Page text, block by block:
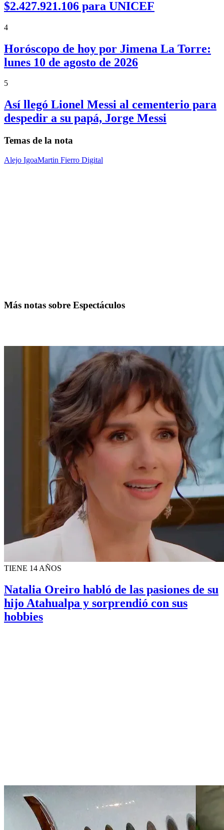
$2.427.921.106 para UNICEF
4
Horóscopo de hoy por Jimena La Torre:
lunes 10 de agosto de 2026
5
Así llegó Lionel Messi al cementerio para
despedir a su papá, Jorge Messi
Temas de la nota
Alejo IgoaMartin Fierro Digital
Más notas sobre Espectáculos
TIENE 14 AÑOS
Natalia Oreiro habló de las pasiones de su
hijo Atahualpa y sorprendió con sus
hobbies